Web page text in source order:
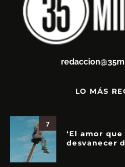
LO MÁS
7
‘El amor
desvanecer